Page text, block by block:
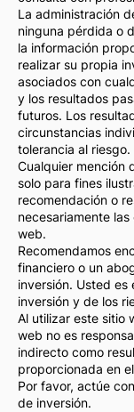
La administración
ninguna pérdida o
la información
realizar su propia
asociados con
y los resultados
futuros. Los
circunstancias
tolerancia al riesgo.
Cualquier mención
solo para fines
recomendación o
necesariamente
web.
Recomendamos
financiero o un
inversión. Usted es
inversión y de los
Al utilizar este sitio
web no es
indirecto como
proporcionada en
Por favor, actúe
de inversión.